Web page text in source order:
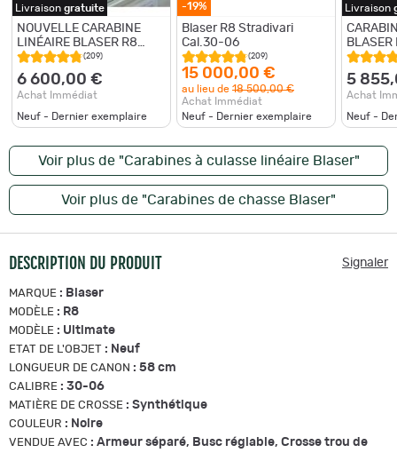
Livraison gratuite
NOUVELLE CARABINE
LINÉAIRE BLASER R8
ULTIMATE CAMO BUSC
RÉGLABLE CALIBRE 30-
06 NEUVE
(209)
6 600,00 €
Achat Immédiat
Neuf - Dernier exemplaire
-19%
Blaser R8 Stradivari
Cal.30-06
(209)
15 000,00 €
au lieu de 18 500,00 €
Achat Immédiat
Neuf - Dernier exemplaire
Livraison
BLASER
5
Achat
Neuf -
Voir plus de "Carabines à culasse linéaire Blaser"
Voir plus de "Carabines de chasse Blaser"
DESCRIPTION DU PRODUIT Signaler
MARQUE : Blaser
MODÈLE : R8
MODÈLE : Ultimate
ETAT DE L'OBJET : Neuf
LONGUEUR DE CANON : 58 cm
CALIBRE : 30-06
MATIÈRE DE CROSSE : Synthétique
COULEUR : Noire
VENDUE AVEC : Armeur séparé, Busc réglable, Crosse trou de